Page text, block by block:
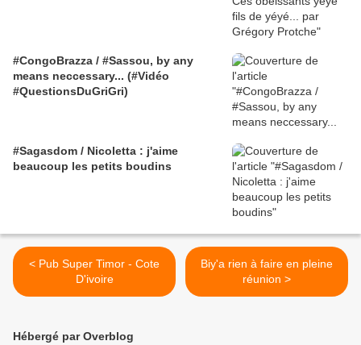
#CongoBrazza / #Sassou, by any
means neccessary... (#Vidéo
#QuestionsDuGriGri)
#Sagasdom / Nicoletta : j'aime
beaucoup les petits boudins
< Pub Super Timor - Cote
D'ivoire
Biy'a rien à faire en pleine
réunion >
Hébergé par Overblog